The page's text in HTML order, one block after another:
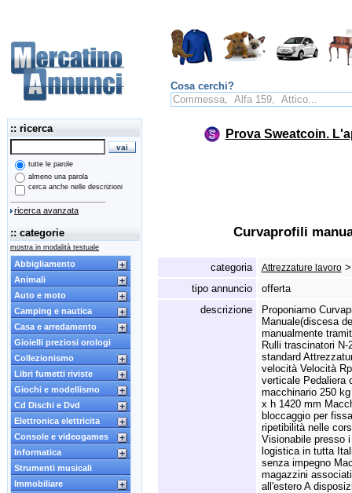
Cosa cerchi?
:: ricerca
tutte le parole
almeno una parola
cerca anche nelle descrizioni
ricerca avanzata
:: categorie
mostra in modalità testuale
Abbigliamento
Animali
Auto e moto
Camping e nautica
Casa e arredamento
Gioielli preziosi orologi
Collezionismo
Libri fumetti riviste
Giochi e modellismo
Cd Dischi e Dvd
Elettronica elettricita
Console e videogames
Informatica
Strumenti musicali
Immobiliare
Prova Sweatcoin.
Curvaprofili
categoria Attrezzature lavoro
tipo annuncio
offerta
descrizione
Proponiamo
Manuale(discesa
manualmente
Rulli trascinatori
standard
velocità Velocità
verticale Pedaliera
macchinario 250
xh 1420 mm
bloccaggio per
ripetibilità nelle
Visionabile presso
logistica in tutta
senza impegno
magazzini
all'estero A